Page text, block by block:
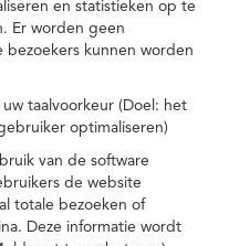
en statistieken op te
Er worden geen
bezoekers kunnen worden
taalvoorkeur (Doel: het
optimaliseren)
van de software
de website
totale bezoeken of
Deze informatie wordt